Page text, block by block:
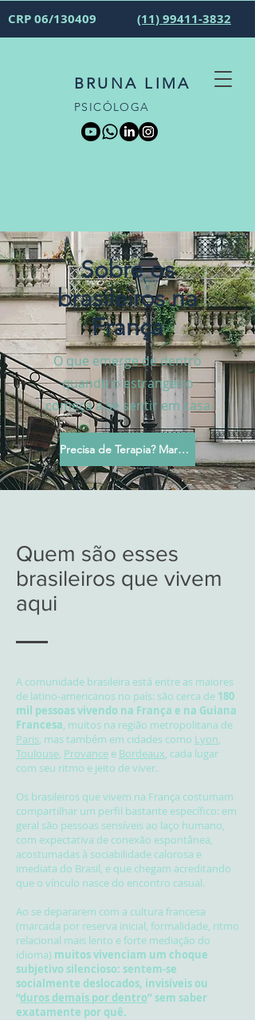
CRP 06/130409 (11) 99411-3832
BRUNA LIMA
PSICÓLOGA
Sobre os
brasileiros na
França
O que emerge de dentro
quando o estrangeiro
começa a se sentir em casa
Precisa de Terapia? Marque sua Sessão
Quem são esses
brasileiros que vivem
aqui
A comunidade brasileira está entre as maiores
de latino-americanos no país: são cerca de 180
mil pessoas vivendo na França e na Guiana
Francesa, muitos na região metropolitana de
Paris, mas também em cidades como Lyon,
Toulouse, Provance e Bordeaux, cada lugar
com seu ritmo e jeito de viver.
Os brasileiros que vivem na França costumam
compartilhar um perfil bastante específico: em
geral são pessoas sensíveis ao laço humano,
com expectativa de conexão espontânea,
acostumadas à sociabilidade calorosa e
imediata do Brasil, e que chegam acreditando
que o vínculo nasce do encontro casual.
Ao se depararem com a cultura francesa
(marcada por reserva inicial, formalidade, ritmo
relacional mais lento e forte mediação do
idioma) muitos vivenciam um choque
subjetivo silencioso: sentem-se
socialmente deslocados, invisíveis ou
“duros demais por dentro” sem saber
exatamente por quê.